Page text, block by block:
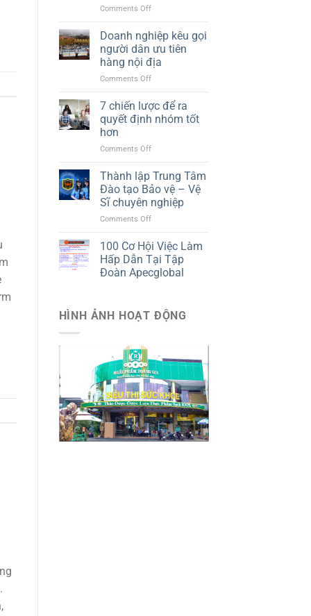
Comments Offon
nghiệp
ngoại
tận
dụng
lợi
sản
xuất
Nam
Doanh nghiệp kêu gọi
người dân ưu tiên
hàng nội địa
Comments Offon
nghiệp
kêu
gọi
dân
tiên
hàng
địa
7 chiến lược để ra
quyết định nhóm tốt
hơn
Comments Offon
chiến
lược
để
ra
quyết
nhóm
tốt
hơn
Thành lập Trung Tâm
Đào tạo Bảo vệ – Vệ
Sĩ chuyên nghiệp
Comments Offon
lập
Trung
Tâm
Đào
vệ
chuyên
nghiệp
100 Cơ Hội Việc Làm
Hấp Dẫn Tại Tập
Đoàn Apecglobal
HÌNH ẢNH HOẠT ĐỘNG